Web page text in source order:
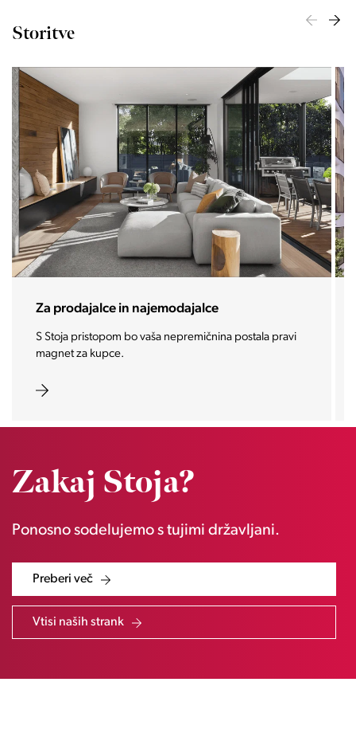
Storitve
Za investitorje
Vašo investicijo ponesemo med najbolj iskane in
zaželene nepremičnine prihodnosti.
Zakaj Stoja?
Ponosno sodelujemo s tujimi državljani.
Preberi več
Vtisi naših strank